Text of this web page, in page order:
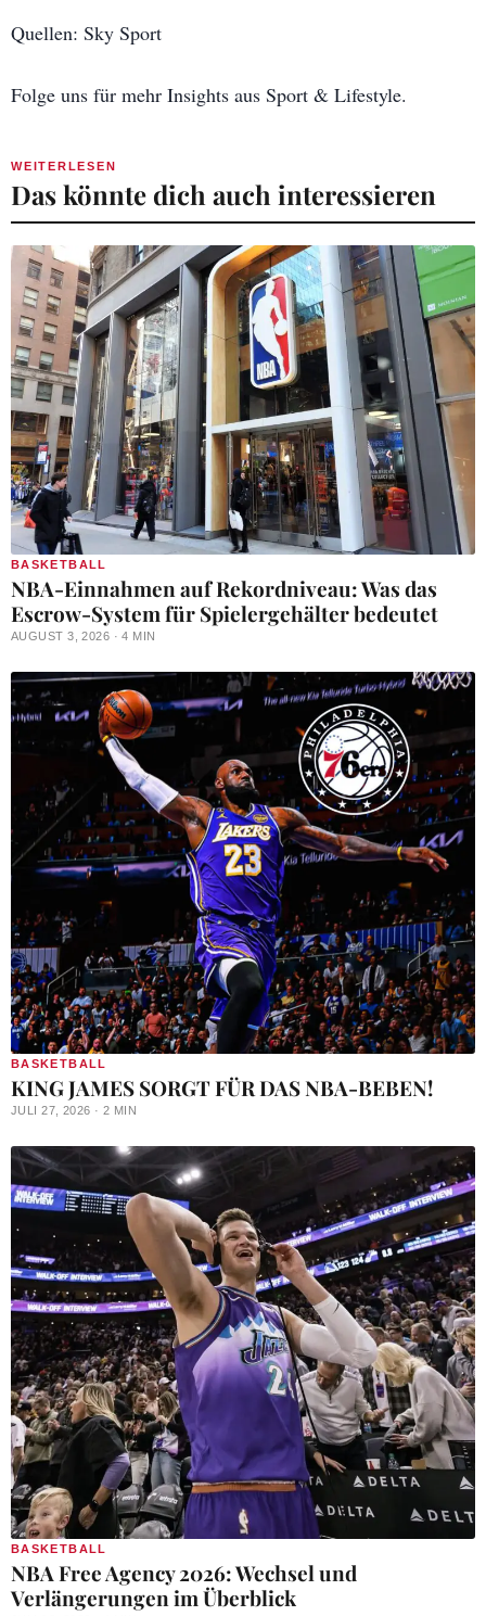
Quellen: Sky Sport
Folge uns für mehr Insights aus Sport & Lifestyle.
WEITERLESEN
Das könnte dich auch interessieren
BASKETBALL
NBA-Einnahmen auf Rekordniveau: Was das
Escrow-System für Spielergehälter bedeutet
AUGUST 3, 2026 · 4 MIN
BASKETBALL
KING JAMES SORGT FÜR DAS NBA-BEBEN!
JULI 27, 2026 · 2 MIN
BASKETBALL
NBA Free Agency 2026: Wechsel und
Verlängerungen im Überblick